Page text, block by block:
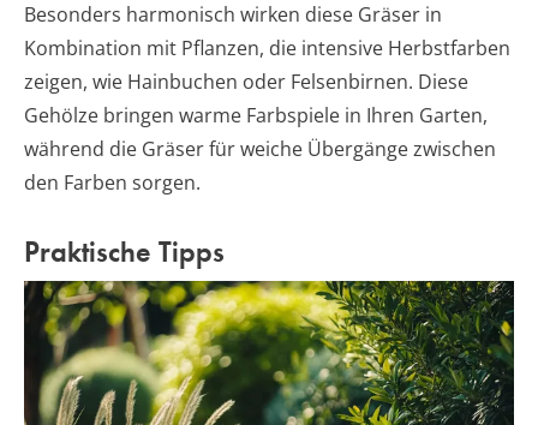
Besonders harmonisch wirken diese Gräser in
Kombination mit Pflanzen, die intensive Herbstfarben
zeigen, wie Hainbuchen oder Felsenbirnen. Diese
Gehölze bringen warme Farbspiele in Ihren Garten,
während die Gräser für weiche Übergänge zwischen
den Farben sorgen.
Praktische Tipps